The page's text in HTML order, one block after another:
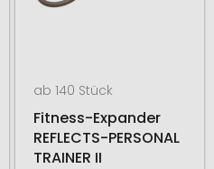
ab 140 Stück
Fitness-Expander
REFLECTS-PERSONAL
TRAINER II